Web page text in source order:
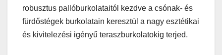
robusztus pallóburkolataitól kezdve a csónak- és
fürdőstégek burkolatain keresztül a nagy esztétikai
és kivitelezési igényű teraszburkolatokig terjed.